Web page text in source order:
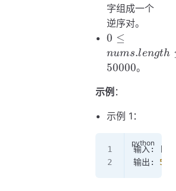
字组成一个
逆序对。
0 \le
nums.length
\le 50000
0 ≤
nums.length
50000。
示例 ：
示例 1：
输入: [
输出: 5